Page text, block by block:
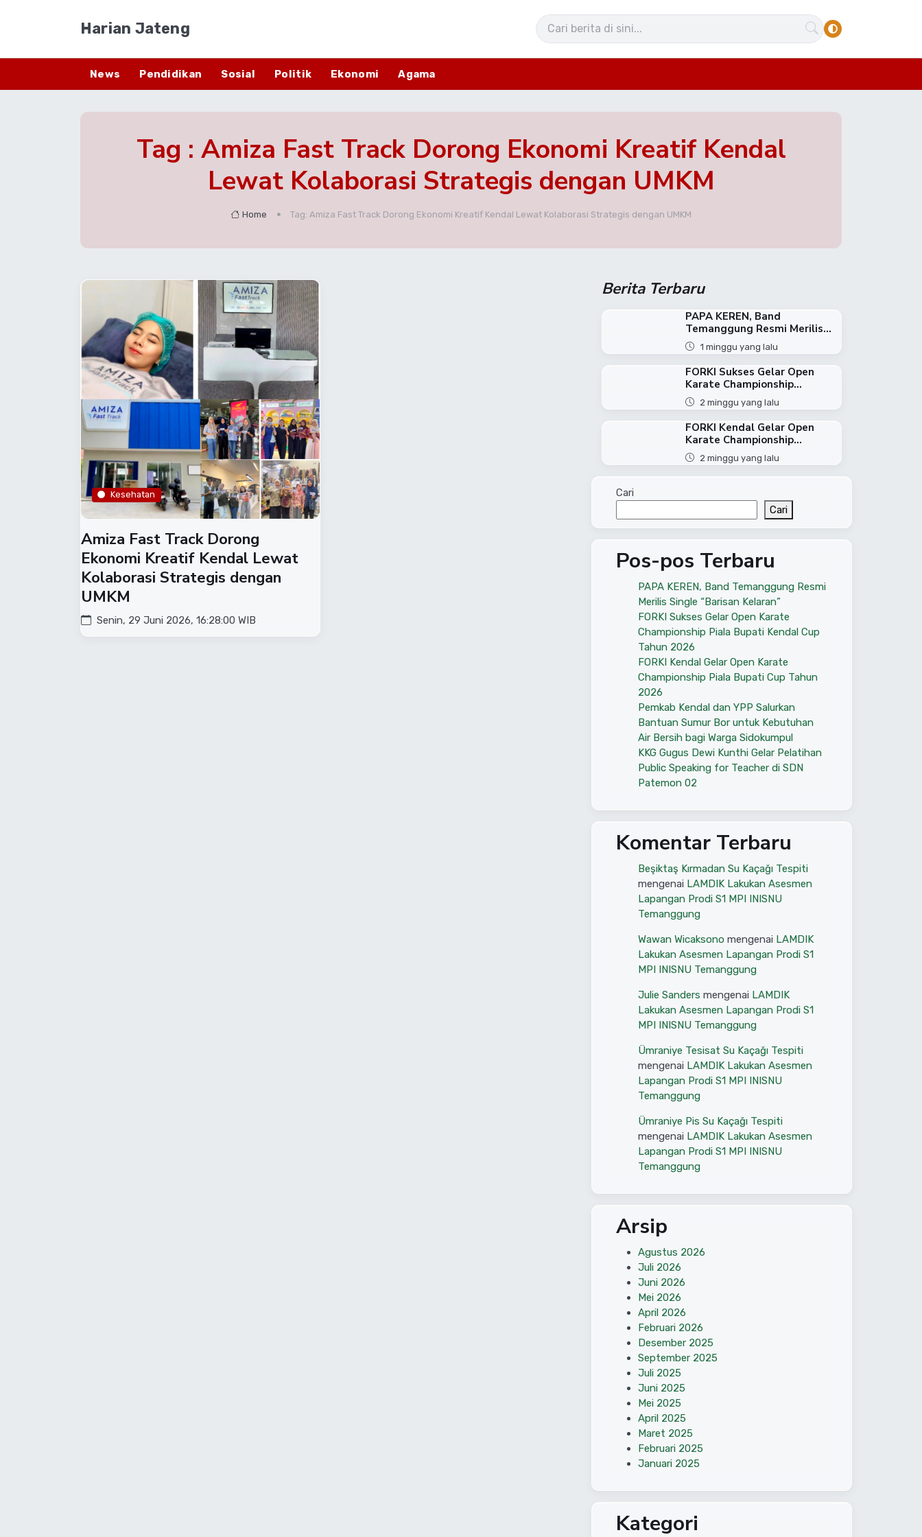
Harian Jateng
News Pendidikan Sosial Politik Ekonomi Agama
Tag : Amiza Fast Track Dorong Ekonomi Kreatif Kendal
Lewat Kolaborasi Strategis dengan UMKM
Home Tag: Amiza Fast Track Dorong Ekonomi Kreatif Kendal Lewat Kolaborasi Strategis dengan UMKM
Kesehatan
​Amiza Fast Track Dorong
Ekonomi Kreatif Kendal Lewat
Kolaborasi Strategis dengan
UMKM
Senin, 29 Juni 2026, 16:28:00 WIB
Berita Terbaru
PAPA KEREN, Band
Temanggung Resmi Merilis...
1 minggu yang lalu
FORKI Sukses Gelar Open
Karate Championship...
2 minggu yang lalu
FORKI Kendal Gelar Open
Karate Championship...
2 minggu yang lalu
Cari
Cari
Pos-pos Terbaru
PAPA KEREN, Band Temanggung Resmi
Merilis Single “Barisan Kelaran”
FORKI Sukses Gelar Open Karate
Championship Piala Bupati Kendal Cup
Tahun 2026
FORKI Kendal Gelar Open Karate
Championship Piala Bupati Cup Tahun
2026
Pemkab Kendal dan YPP Salurkan
Bantuan Sumur Bor untuk Kebutuhan
Air Bersih bagi Warga Sidokumpul
KKG Gugus Dewi Kunthi Gelar Pelatihan
Public Speaking for Teacher di SDN
Patemon 02
Komentar Terbaru
Beşiktaş Kırmadan Su Kaçağı Tespiti
mengenai LAMDIK Lakukan Asesmen
Lapangan Prodi S1 MPI INISNU
Temanggung
Wawan Wicaksono mengenai LAMDIK
Lakukan Asesmen Lapangan Prodi S1
MPI INISNU Temanggung
Julie Sanders mengenai LAMDIK
Lakukan Asesmen Lapangan Prodi S1
MPI INISNU Temanggung
Ümraniye Tesisat Su Kaçağı Tespiti
mengenai LAMDIK Lakukan Asesmen
Lapangan Prodi S1 MPI INISNU
Temanggung
Ümraniye Pis Su Kaçağı Tespiti
mengenai LAMDIK Lakukan Asesmen
Lapangan Prodi S1 MPI INISNU
Temanggung
Arsip
Agustus 2026
Juli 2026
Juni 2026
Mei 2026
April 2026
Februari 2026
Desember 2025
September 2025
Juli 2025
Juni 2025
Mei 2025
April 2025
Maret 2025
Februari 2025
Januari 2025
Kategori